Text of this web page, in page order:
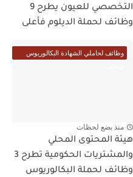
التخصصي للعيون يطرح 9
وظائف لحملة الديلوم فأعلى
وظائف لحاملي الشهادة البكالوريوس
منذ بضع لحظات
هيئة المحتوى المحلي
والمشتريات الحكومية تطرح 3
وظائف لحملة البكالوريوس